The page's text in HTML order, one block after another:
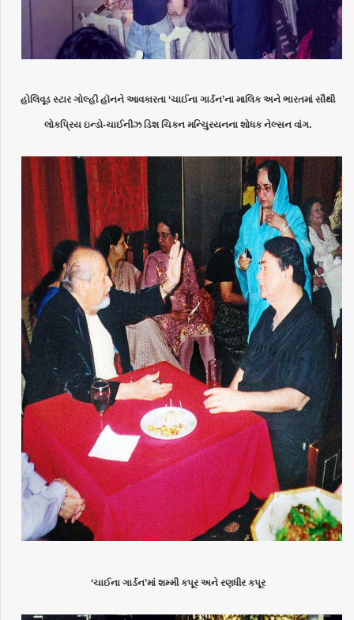
હોલિવૂડ સ્ટાર ગોલ્હી હૉનને આવકારતા ‘ચાઈના ગાર્ડન’ના માલિક અને ભારતમાં સૌથી
લોકપ્રિય ઇન્ડો-ચાઈનીઝ ડિશ ચિકન મન્ચુિરયનના શોધક નેલ્સન વાંગ.
‘ચાઈના ગાર્ડન’માં શમ્મી કપૂર અને રણધીર કપૂર